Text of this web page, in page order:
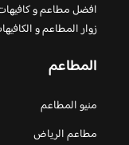
افضل مطاعم و
زوار المطاعم و
المطاعم
منيو المطاعم
مطاعم الرياض